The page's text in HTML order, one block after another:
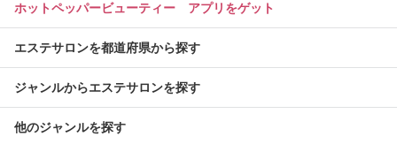
ホットペッパービューティー アプリをゲット
エステサロンを都道府県から探す
ジャンルからエステサロンを探す
他のジャンルを探す